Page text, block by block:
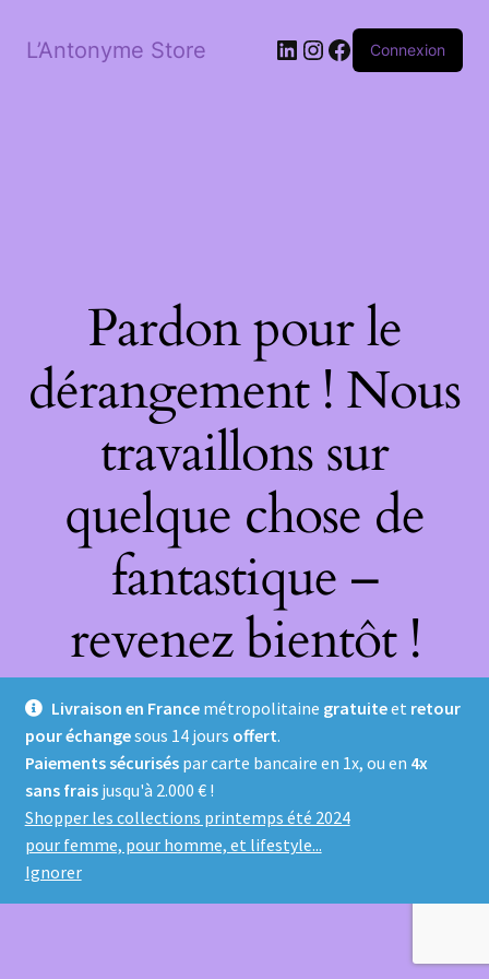
Livraison en France métropolitaine gratuiteet retour
pour échangesous 14 jours offert.
Paiements sécuriséspar carte bancaire en 1x, ou en 4x
sans fraisjusqu'à 2.000 € !
Shopper les collections printemps été 2024
pour femme, pour homme, et lifestyle...
Ignorer
L’Antonyme Store LinkedIn
Instagram
Facebook
Connexion
Pardon pour le
dérangement ! Nous
travaillons sur
quelque chose de
fantastique –
revenez bientôt !